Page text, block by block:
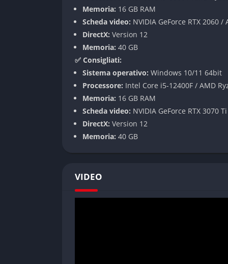
Eventi rapidi ad alta tensione
Personaggi controllabili differenti
Meccaniche di gioco
Grafica moderna e atmosfera cupa
Il gioco utilizza illuminazione dinamica,
aumentare immersione e tensione
sensazione di paura costante.
✔️ Pro
Atmosfera horror molto efficace.
Memoria: 16 GB RAM
Scheda video: NVIDIA GeForce RTX 2060 /
DirectX: Version 12
Memoria: 40 GB
✅ Consigliati:
Sistema operativo: Windows 10/11 64bit
Processore: Intel Core i5-12400F / AMD
Memoria: 16 GB RAM
Scheda video: NVIDIA GeForce RTX 3070
DirectX: Version 12
Memoria: 40 GB
VIDEO